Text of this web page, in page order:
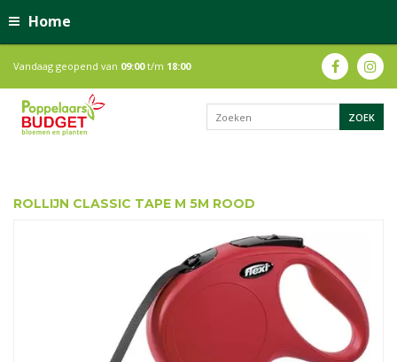
Home
Vandaag geopend van 09:00t/m 18:00
ROLLIJN CLASSIC TAPE M 5M ROOD